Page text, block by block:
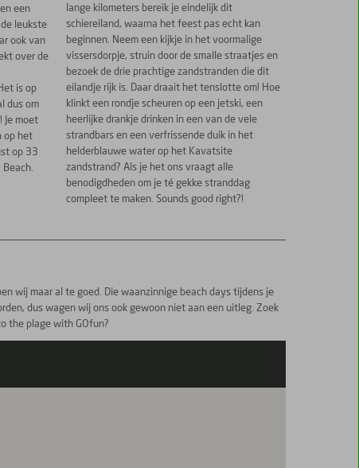
een
leukste
ook van
over de
is op
dus om
Je moet
op het
op 33
lange kilometers bereik je eindelijk dit
schiereiland, waarna het feest pas echt kan
beginnen. Neem een kijkje in het voormalige
vissersdorpje, struin door de smalle straatjes en
bezoek de drie prachtige zandstranden die dit
eilandje rijk is. Daar draait het tenslotte om! Hoe
klinkt een rondje scheuren op een jetski, een
heerlijke drankje drinken in een van de vele
strandbars en een verfrissende duik in het
helderblauwe water op het Kavatsite
zandstrand? Als je het ons vraagt alle
benodigdheden om je té gekke stranddag
compleet te maken. Sounds good right?!
wij maar al te goed. Die waanzinnige beach days tijdens je
dus wagen wij ons ook gewoon niet aan een uitleg. Zoek
the plage with GOfun?